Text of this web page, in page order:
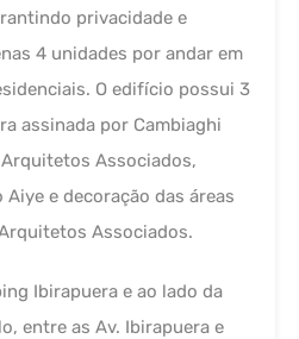
privacidade e
4 unidades por andar em
O edifício possui 3
assinada por Cambiaghi
Associados,
e decoração das áreas
Associados.
Ibirapuera e ao lado da
entre as Av. Ibirapuera e